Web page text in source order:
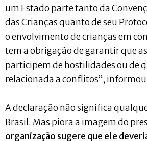
um Estado parte tanto da
das Crianças quanto de seu
o envolvimento de crianças em
tem a obrigação de garantir que
participem de hostilidades ou de
relacionada a conflitos”, informou
A declaração não significa
Brasil. Mas piora a imagem do
organização sugere que ele